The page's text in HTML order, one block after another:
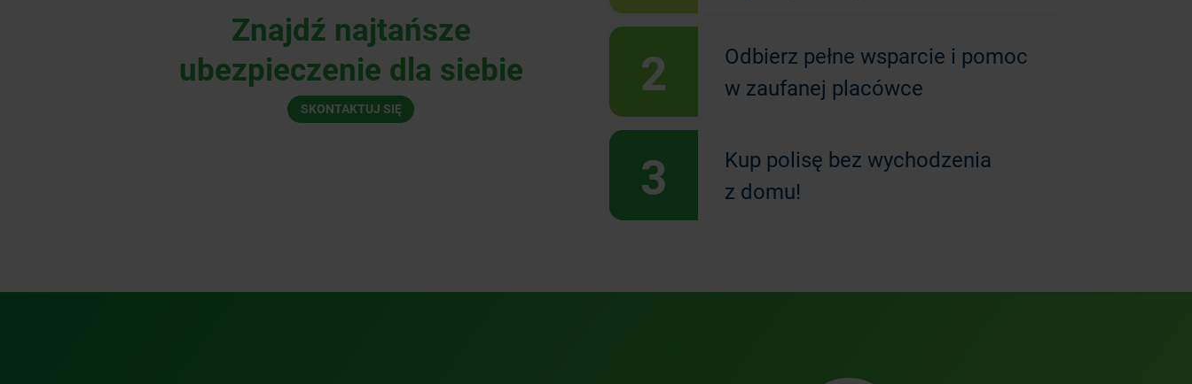
Znajdź najtańsze
ubezpieczenie dla siebie
SKONTAKTUJ SIĘ
2
Odbierz pełne wsparcie i pomoc
w zaufanej placówce
3
Kup polisę bez wychodzenia
z domu!